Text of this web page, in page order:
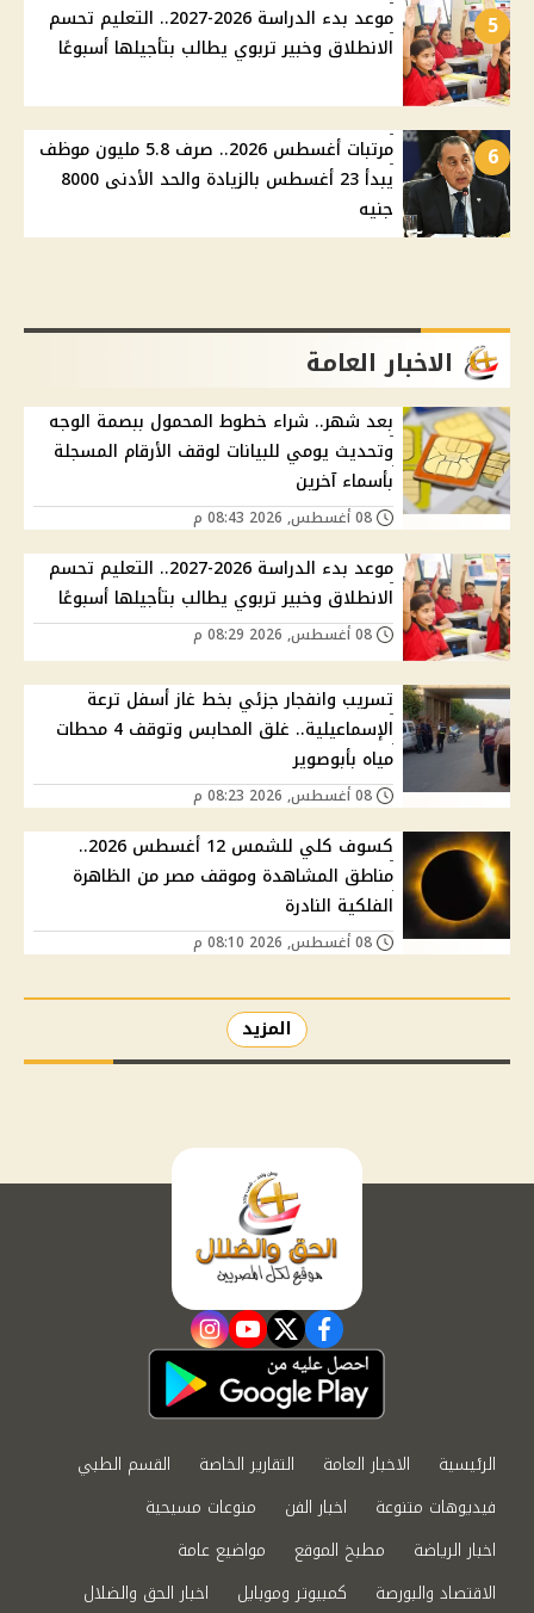
5
موعد بدء الدراسة 2026-2027.. التعليم تحسم
الانطلاق وخبير تربوي يطالب بتأجيلها أسبوعًا
6
مرتبات أغسطس 2026.. صرف 5.8 مليون موظف
يبدأ 23 أغسطس بالزيادة والحد الأدنى 8000
جنيه
الاخبار العامة
بعد شهر.. شراء خطوط المحمول ببصمة الوجه
وتحديث يومي للبيانات لوقف الأرقام المسجلة
بأسماء آخرين
موعد بدء الدراسة 2026-2027.. التعليم تحسم
الانطلاق وخبير تربوي يطالب بتأجيلها أسبوعًا
تسريب وانفجار جزئي بخط غاز أسفل ترعة
الإسماعيلية.. غلق المحابس وتوقف 4 محطات
مياه بأبوصوير
كسوف كلي للشمس 12 أغسطس 2026..
مناطق المشاهدة وموقف مصر من الظاهرة
الفلكية النادرة
المزيد
facebook
twitter
youtube
instagram
الرئيسية الاخبار العامة التقارير الخاصة
القسم الطبي
فيديوهات متنوعة
اخبار الفن
منوعات مسيحية
اخبار الرياضة
مطبخ الموقع
مواضيع عامة
الاقتصاد والبورصة
كمبيوتر وموبايل اخبار الحق والضلال